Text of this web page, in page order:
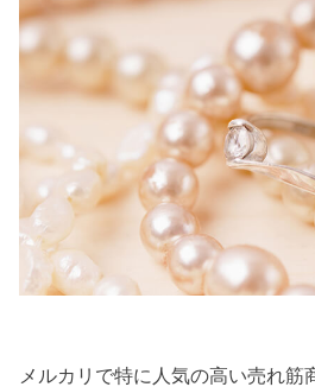
メルカリで特に人気の高い売れ筋